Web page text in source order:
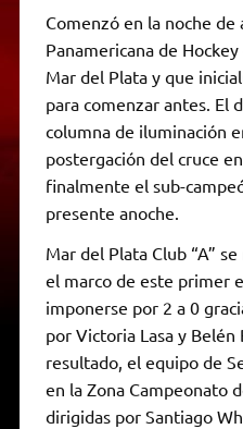
Comenzó en la noche de
Panamericana de
Mar del Plata y que
para comenzar antes. El
columna de iluminación
postergación del cruce
finalmente el sub-
presente anoche.
Mar del Plata Club “A”
el marco de este primer
imponerse por 2 a 0
por Victoria Lasa y Belén
resultado, el equipo de
en la Zona Campeonato
dirigidas por Santiago